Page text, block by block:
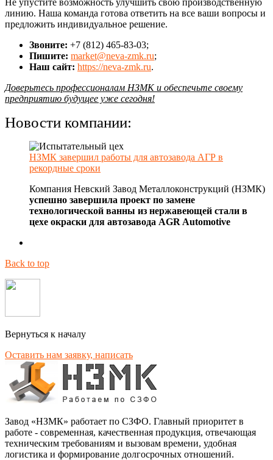
линию. Наша команда готова ответить на все ваши вопросы и
предложить индивидуальное решение.
Звоните: +7 (812) 465-83-03;
Пишите: market@neva-zmk.ru;
Наш сайт: https://neva-zmk.ru.
Доверьтесь профессионалам НЗМК и обеспечьте своему
предприятию будущее уже сегодня!
Новости компании:
НЗМК завершил работы для автозавода АГР в
рекордные сроки
Компания Невский Завод Металлоконструкций (НЗМК)
успешно завершила проект по замене
технологической ванны из нержавеющей стали в
цехе окраски для автозавода AGR Automotive
Back to top
Вернуться к началу
Оставить нам заявку, написать
Завод «НЗМК» работает по СЗФО. Главный приоритет в
работе - современная, качественная продукция, отвечающая
техническим требованиям и вызовам времени, удобная
логистика и формирование долгосрочных отношений.